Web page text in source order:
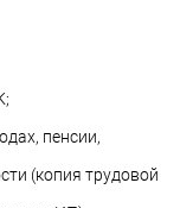
пенсии,
(копия трудовой